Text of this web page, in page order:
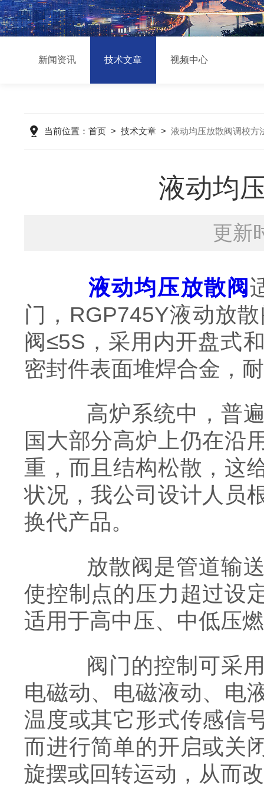
新闻资讯 技术文章 视频中心
当前位置： 首页> 技术文章> 液动均压放散阀调校方
液动均
更新
液动均压放散阀
门，RGP745Y液动放
阀≤5S，采用内开盘式
密封件表面堆焊合金，
高炉系统中，普遍
国大部分高炉上仍在沿
重，而且结构松散，这
状况，我公司设计人员
换代产品。
放散阀是管道输送
使控制点的压力超过设
适用于高中压、中低压
阀门的控制可采用
电磁动、电磁液动、电
温度或其它形式传感信
而进行简单的开启或关
旋摆或回转运动，从而